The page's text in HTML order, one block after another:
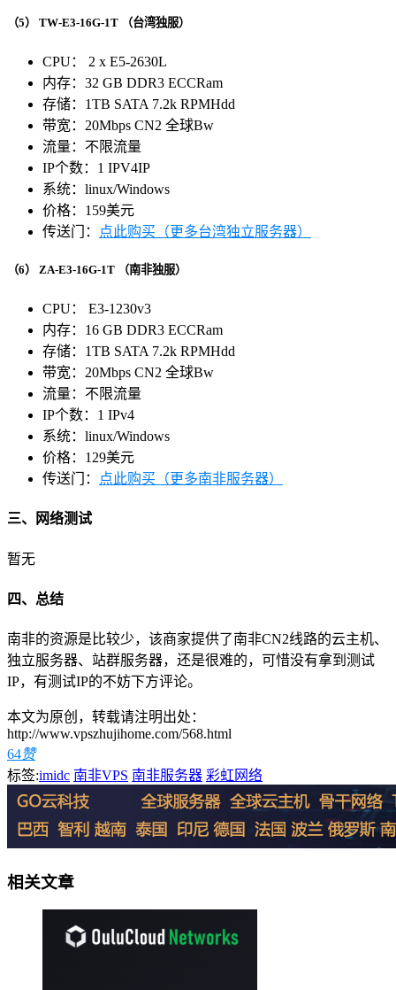
（5） TW-E3-16G-1T （台湾独服）
CPU： 2 x E5-2630L
内存：32 GB DDR3 ECCRam
存储：1TB SATA 7.2k RPMHdd
带宽：20Mbps CN2 全球Bw
流量：不限流量
IP个数：1 IPV4IP
系统：linux/Windows
价格：159美元
传送门：
点此购买（更多台湾独立服务器）
（6） ZA-E3-16G-1T （南非独服）
CPU： E3-1230v3
内存：16 GB DDR3 ECCRam
存储：1TB SATA 7.2k RPMHdd
带宽：20Mbps CN2 全球Bw
流量：不限流量
IP个数：1 IPv4
系统：linux/Windows
价格：129美元
传送门：
点此购买（更多南非服务器）
三、网络测试
暂无
四、总结
南非的资源是比较少，该商家提供了南非CN2线路的云主机、
独立服务器、站群服务器，还是很难的，可惜没有拿到测试
IP，有测试IP的不妨下方评论。
本文为原创，转载请注明出处：
http://www.vpszhujihome.com/568.html
64赞
标签:imidc 南非VPS 南非服务器 彩虹网络
相关文章